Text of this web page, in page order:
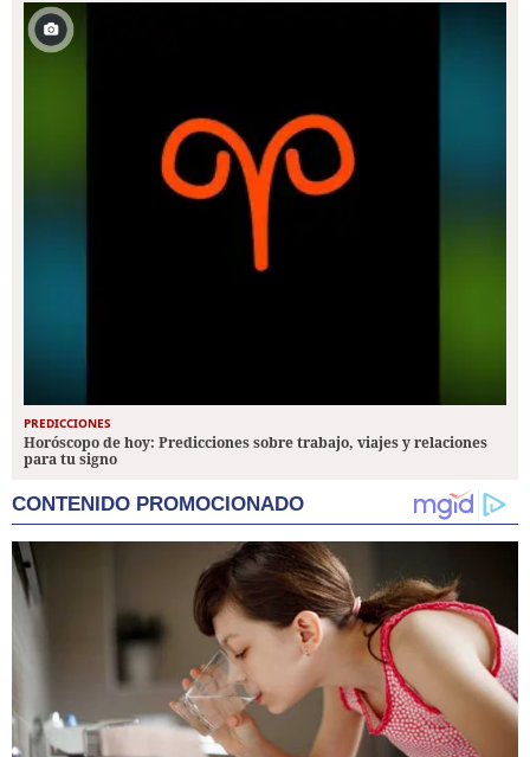
PREDICCIONES
Horóscopo de hoy: Predicciones sobre trabajo, viajes y relaciones
para tu signo
CONTENIDO PROMOCIONADO